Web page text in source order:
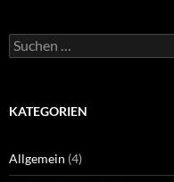
Suchen
nach:
KATEGORIEN
Allgemein (4)